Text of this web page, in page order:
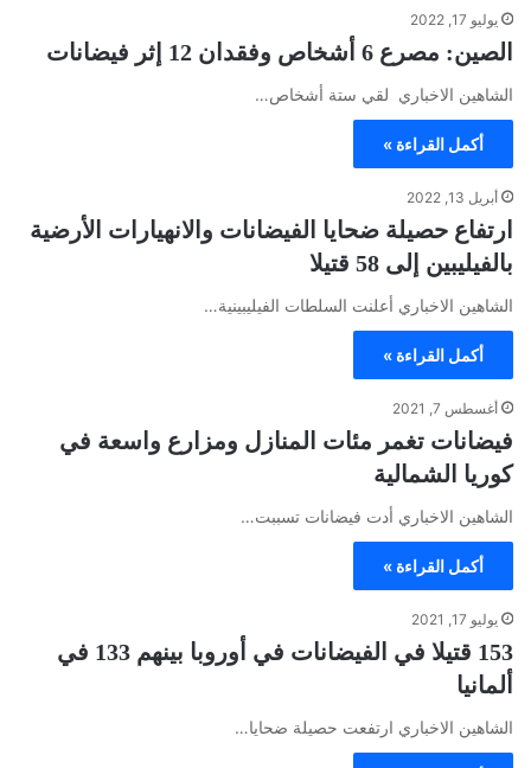
يوليو 17, 2022
الصين: مصرع 6 أشخاص وفقدان 12 إثر فيضانات
الشاهين الاخباري لقي ستة أشخاص…
أكمل القراءة »
أبريل 13, 2022
ارتفاع حصيلة ضحايا الفيضانات والانهيارات الأرضية
بالفيليبين إلى 58 قتيلا
الشاهين الاخباري أعلنت السلطات الفيليبينية…
أكمل القراءة »
أغسطس 7, 2021
فيضانات تغمر مئات المنازل ومزارع واسعة في
كوريا الشمالية
الشاهين الاخباري أدت فيضانات تسببت…
أكمل القراءة »
يوليو 17, 2021
153 قتيلا في الفيضانات في أوروبا بينهم 133 في
ألمانيا
الشاهين الاخباري ارتفعت حصيلة ضحايا…